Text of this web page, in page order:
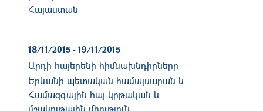
Հայաստան
18/11/2015 - 19/11/2015
Արդի հայերենի հիմնախնդիրները
Երևանի պետական համալսարան և
Համազգային հայ կրթական և
մշակութային միություն